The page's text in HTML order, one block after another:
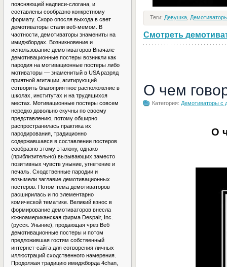
Теги: Девушка
Смотреть
О чем
Категория: Демотиваторы с
О
поясняющей надписи-слогана, и
составлены сообразно конкретному
формату. Скоро опосля выхода в свет
демотиваторы стали веб-мемом. В
частности, демотиваторы знамениты на
имиджбордах. Возникновение и
использование демотиваторов Вначале
демотивационные постеры возникли как
пародия на мотивационные постеры либо
мотиваторы — знаменитый в USA разряд
приятной агитации, агитирующий
сотворить благоприятное расположение в
школах, институтах и на трудящихся
местах. Мотивационные постеры совсем
нередко довольно скучны по своему
представлению, потому обширно
распространилась практика их
пародирования, традиционно
содержавшаяся в составлении постеров
сообразно этому эталону, однако
(приблизительно) вызывающих заместо
позитивных чувств уныние, угнетение и
печаль. Сходственные пародии и
возымели заглавие демотивационных
постеров. Потом тема демотиваторов
расширилась и по элементарно
комической тематике. Великий взнос в
формирование демотиваторов внесла
южноамериканская фирма Despair, Inc.
(русск. Уныние), продающая чрез Веб
демотивационные постеры и потом
предложившая гостям собственный
интернет-сайта для сотворения личных
иллюстраций сходственного намерения.
Продолжая традицию имиджборда 4chan,